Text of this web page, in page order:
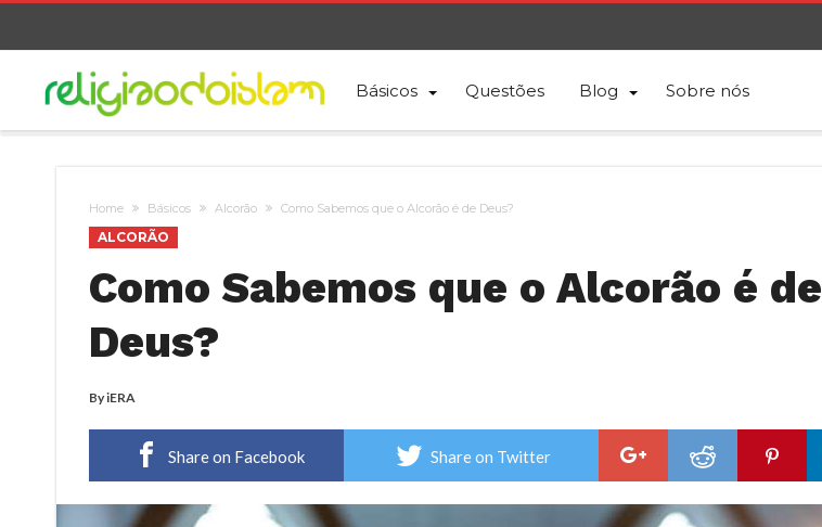
Básicos Questões Blog Sobre nós
Home Básicos Alcorão Como Sabemos que o Alcorão é de Deus?
ALCORÃO
Como Sabemos que o Alcorão é de
Deus?
ByiERA
Share on Facebook Share on Twitter